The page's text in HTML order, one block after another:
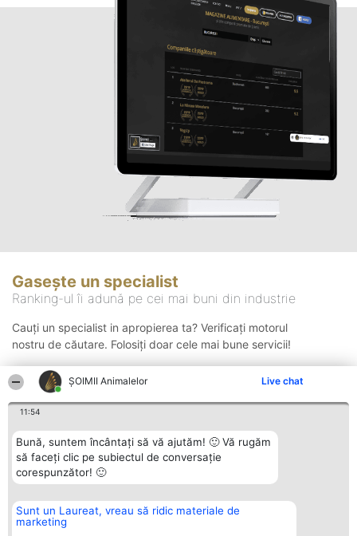
ŞOIMII Animalelor Live chat
11:54
Bună, suntem încântați să vă ajutăm! 🙂 Vă rugăm
să faceți clic pe subiectul de conversație
corespunzător! 🙂
Sunt un Laureat, vreau să ridic materiale de
marketing
Gasește un specialist
Ranking-ul îi adună pe cei mai buni din industrie
Cauți un specialist in apropierea ta? Verificați motorul
nostru de căutare. Folosiți doar cele mai bune servicii!
Organizator Ranking
BRIGHT SOLUTIONS BR SRL
Plebiscyt Contact